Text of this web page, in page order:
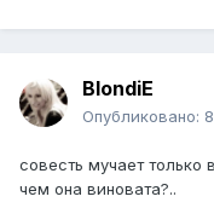
BlondiE
Опубликовано:
совесть мучает только
чем она виновата?..